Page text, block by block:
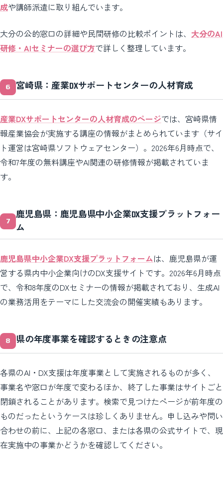
成や講師派遣に取り組んでいます。
大分の公的窓口の詳細や民間研修の比較ポイントは、 大分のAI
研修・AIセミナーの選び方で詳しく整理しています。
宮崎県：産業DXサポートセンターの人材育成
産業DXサポートセンターの人材育成のページでは、宮崎県情
報産業協会が実施する講座の情報がまとめられています（サイ
ト運営は宮崎県ソフトウェアセンター）。2026年6月時点で、
令和7年度の無料講座やAI関連の研修情報が掲載されていま
す。
鹿児島県：鹿児島県中小企業DX支援プラットフォー
ム
鹿児島県中小企業DX支援プラットフォームは、鹿児島県が運
営する県内中小企業向けのDX支援サイトです。2026年6月時点
で、令和8年度のDXセミナーの情報が掲載されており、生成AI
の業務活用をテーマにした交流会の開催実績もあります。
県の年度事業を確認するときの注意点
各県のAI・DX支援は年度事業として実施されるものが多く、
事業名や窓口が年度で変わるほか、終了した事業はサイトごと
閉鎖されることがあります。検索で見つけたページが前年度の
ものだったというケースは珍しくありません。申し込みや問い
合わせの前に、上記の各窓口、または各県の公式サイトで、現
在実施中の事業かどうかを確認してください。